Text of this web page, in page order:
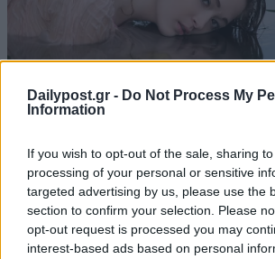
Dailypost.gr - Do Not Process My
Information
If you wish to opt-out of the sale, sharing
processing of your personal or sensitive
targeted advertising by us, please use the
section to confirm your selection. Please
opt-out request is processed you may
interest-based ads based on personal